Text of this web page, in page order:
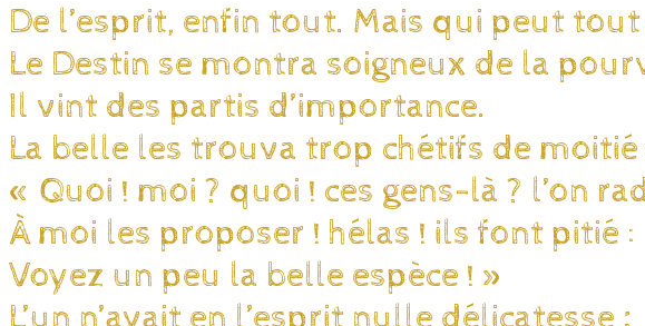
De l’esprit, enfin tout. Mais qui peut tout
Le Destin se montra soigneux de la
Il vint des partis d’importance.
La belle les trouva trop chétifs de moitié
« Quoi ! moi ? quoi ! ces gens-là ? l’on
À moi les proposer ! hélas ! ils font pitié :
Voyez un peu la belle espèce ! »